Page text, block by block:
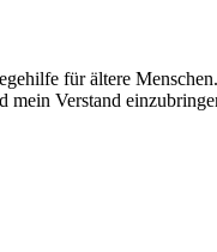
für ältere
Verstand